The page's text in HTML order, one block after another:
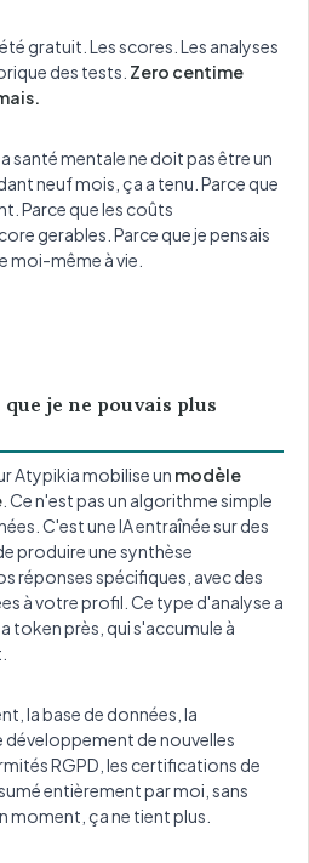
gratuit. Les scores. Les analyses
des tests. Zero centime
santé mentale ne doit pas être un
neuf mois, ça a tenu. Parce que
Parce que les coûts
gerables. Parce que je pensais
moi-même à vie.
je ne pouvais plus
Atypikia mobilise un modèle
. Ce n'est pas un algorithme simple
C'est une IA entraînée sur des
produire une synthèse
réponses spécifiques, avec des
à votre profil. Ce type d'analyse a
token près, qui s'accumule à
la base de données, la
développement de nouvelles
RGPD, les certifications de
entièrement par moi, sans
moment, ça ne tient plus.